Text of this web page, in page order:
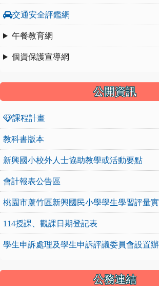
交通安全評鑑網
午餐教育網
個資保護宣導網
公開資訊
課程計畫
教科書版本
新興國小校外人士協助教學或活動要點
會計報表公告區
桃園市蘆竹區新興國民小學學生學習評量
114授課、觀課日期登記表
學生申訴處理及學生申訴評議委員會設置
公務連結